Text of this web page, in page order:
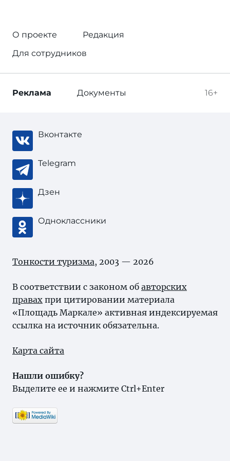
О проекте
Редакция
Для сотрудников
16+
Реклама Документы
Вконтакте
Telegram
Дзен
Одноклассники
Тонкости туризма, 2003 — 2026
В соответствии с законом об авторских
правах при цитировании материала
«Площадь Маркале» активная индексируемая
ссылка на источник обязательна.
Карта сайта
Нашли ошибку?
Выделите ее и нажмите Ctrl+Enter